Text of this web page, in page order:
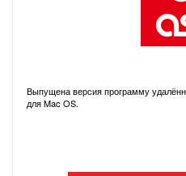
Выпущена версия программу
для Mac OS.